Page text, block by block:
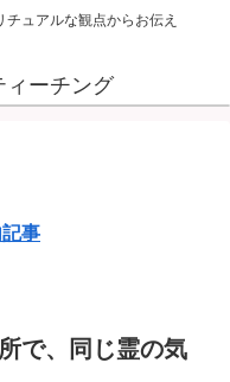
ュアルな観点からお伝え
ーチング
事
で、同じ霊の気